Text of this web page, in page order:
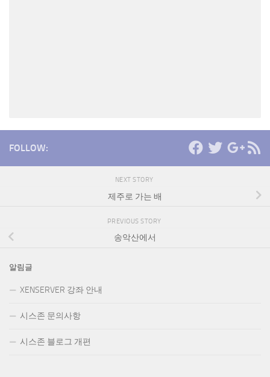
FOLLOW:
NEXT STORY
제주로 가는 배
PREVIOUS STORY
송악산에서
알림글
XENSERVER 강좌 안내
시스존 문의사항
시스존 블로그 개편